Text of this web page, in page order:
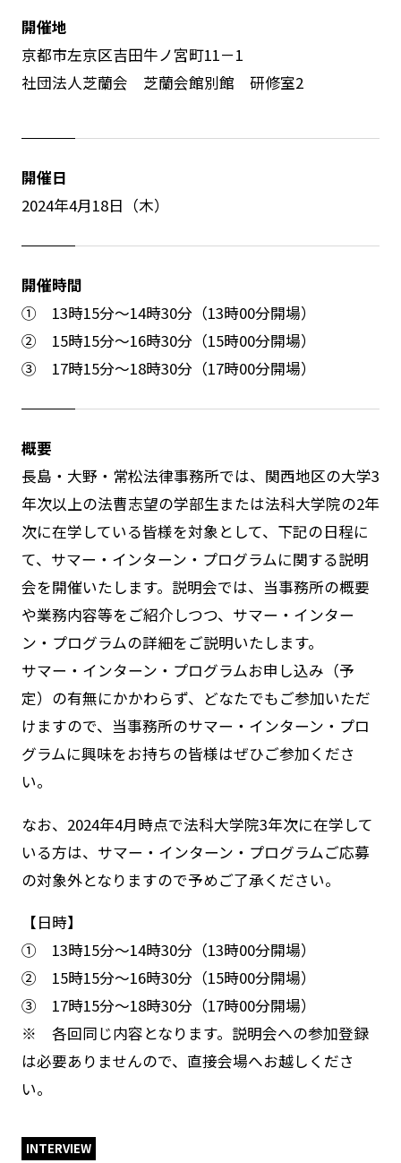
開催地
京都市左京区吉田牛ノ宮町11－1
社団法人芝蘭会 芝蘭会館別館 研修室2
開催日
2024年4月18日（木）
開催時間
① 13時15分～14時30分（13時00分開場）
② 15時15分～16時30分（15時00分開場）
③ 17時15分～18時30分（17時00分開場）
概要
長島・大野・常松法律事務所では、関西地区の大学3
年次以上の法曹志望の学部生または法科大学院の2年
次に在学している皆様を対象として、下記の日程に
て、サマー・インターン・プログラムに関する説明
会を開催いたします。説明会では、当事務所の概要
や業務内容等をご紹介しつつ、サマー・インター
ン・プログラムの詳細をご説明いたします。
サマー・インターン・プログラムお申し込み（予
定）の有無にかかわらず、どなたでもご参加いただ
けますので、当事務所のサマー・インターン・プロ
グラムに興味をお持ちの皆様はぜひご参加くださ
い。
なお、2024年4月時点で法科大学院3年次に在学して
いる方は、サマー・インターン・プログラムご応募
の対象外となりますので予めご了承ください。
【日時】
① 13時15分～14時30分（13時00分開場）
② 15時15分～16時30分（15時00分開場）
③ 17時15分～18時30分（17時00分開場）
※ 各回同じ内容となります。説明会への参加登録
は必要ありませんので、直接会場へお越しくださ
い。
INTERVIEW